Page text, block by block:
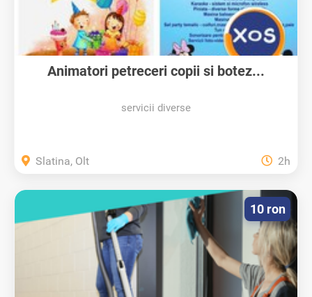
Animatori petreceri copii si botez...
servicii diverse
Slatina, Olt 2h
10 ron